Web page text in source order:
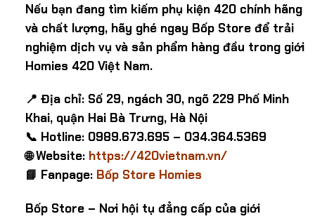
Nếu bạn đang tìm kiếm phụ kiện 420 chính hãng
và chất lượng, hãy ghé ngay Bốp Store để trải
nghiệm dịch vụ và sản phẩm hàng đầu trong giới
Homies 420 Việt Nam.
📍 Địa chỉ: Số 29, ngách 30, ngõ 229 Phố Minh
Khai, quận Hai Bà Trưng, Hà Nội
📞 Hotline: 0989.673.695 – 034.364.5369
🌐 Website: https://420vietnam.vn/
📘 Fanpage: Bốp Store Homies
Bốp Store – Nơi hội tụ đẳng cấp của giới